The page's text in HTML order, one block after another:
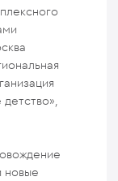
новые